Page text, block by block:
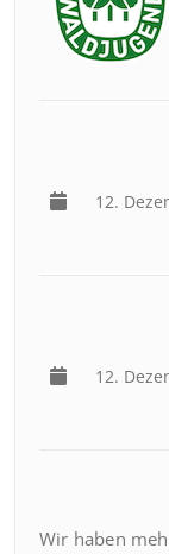
12.
12.
Wir haben